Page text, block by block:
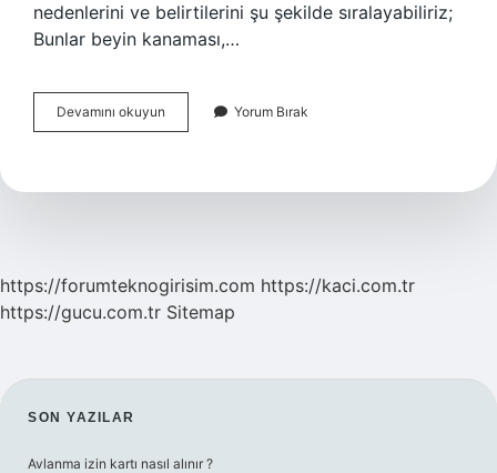
nedenlerini ve belirtilerini şu şekilde sıralayabiliriz;
Bunlar beyin kanaması,…
Devamını okuyun
Bilincini
Olabilir
Yorum Bırak
https://forumteknogirisim.com https://kaci.com.tr
https://gucu.com.tr Sitemap
SIDEBAR
SON YAZILAR
Avlanma izin kartı nasıl alınır ?